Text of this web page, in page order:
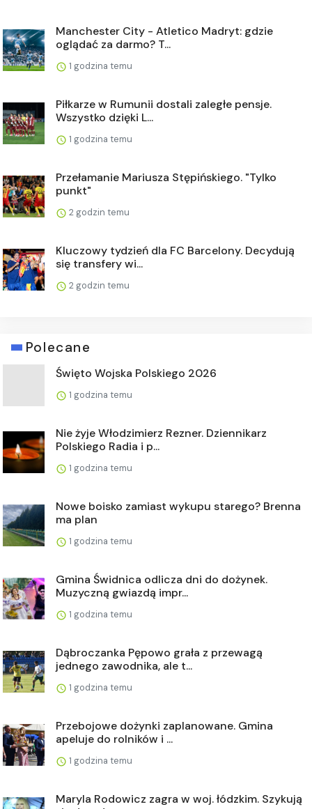
Manchester City - Atletico Madryt: gdzie
oglądać za darmo? T...
1 godzina temu
Piłkarze w Rumunii dostali zaległe pensje.
Wszystko dzięki L...
1 godzina temu
Przełamanie Mariusza Stępińskiego. "Tylko
punkt"
2 godzin temu
Kluczowy tydzień dla FC Barcelony. Decydują
się transfery wi...
2 godzin temu
Polecane
Święto Wojska Polskiego 2026
1 godzina temu
Nie żyje Włodzimierz Rezner. Dziennikarz
Polskiego Radia i p...
1 godzina temu
Nowe boisko zamiast wykupu starego? Brenna
ma plan
1 godzina temu
Gmina Świdnica odlicza dni do dożynek.
Muzyczną gwiazdą impr...
1 godzina temu
Dąbroczanka Pępowo grała z przewagą
jednego zawodnika, ale t...
1 godzina temu
Przebojowe dożynki zaplanowane. Gmina
apeluje do rolników i ...
1 godzina temu
Maryla Rodowicz zagra w woj. łódzkim. Szykują